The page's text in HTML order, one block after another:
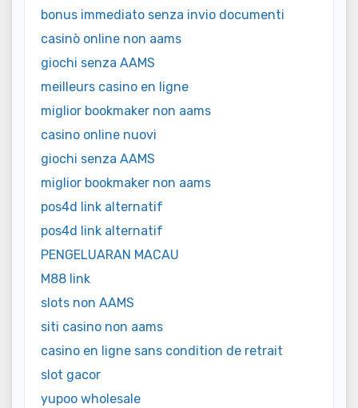
bonus immediato senza invio documenti
casinò online non aams
giochi senza AAMS
meilleurs casino en ligne
miglior bookmaker non aams
casino online nuovi
giochi senza AAMS
miglior bookmaker non aams
pos4d link alternatif
pos4d link alternatif
PENGELUARAN MACAU
M88 link
slots non AAMS
siti casino non aams
casino en ligne sans condition de retrait
slot gacor
yupoo wholesale